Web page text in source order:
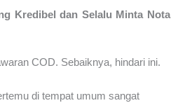
Kredibel dan Selalu Minta Nota
COD. Sebaiknya, hindari ini.
di tempat umum sangat